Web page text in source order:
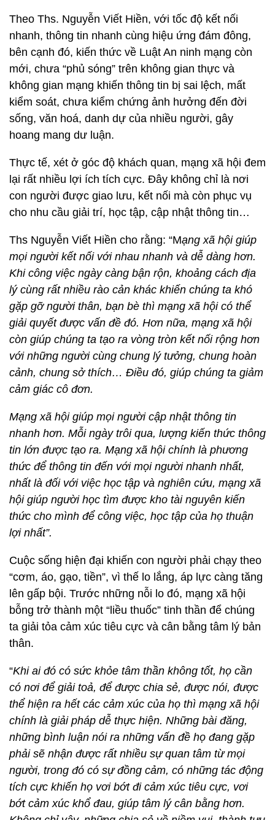
Theo Ths. Nguyễn Viết Hiền, với tốc độ kết nối
nhanh, thông tin nhanh cùng hiệu ứng đám đông,
bên cạnh đó, kiến thức về Luật An ninh mạng còn
mới, chưa “phủ sóng” trên không gian thực và
không gian mạng khiến thông tin bị sai lệch, mất
kiểm soát, chưa kiểm chứng ảnh hưởng đến đời
sống, văn hoá, danh dự của nhiều người, gây
hoang mang dư luận.
Thực tế, xét ở góc độ khách quan, mạng xã hội đem
lại rất nhiều lợi ích tích cực. Đây không chỉ là nơi
con người được giao lưu, kết nối mà còn phục vụ
cho nhu cầu giải trí, học tập, cập nhật thông tin…
Ths Nguyễn Viết Hiền cho rằng: “Mạng xã hội giúp
mọi người kết nối với nhau nhanh và dễ dàng hơn.
Khi công việc ngày càng bận rộn, khoảng cách địa
lý cùng rất nhiều rào cản khác khiến chúng ta khó
gặp gỡ người thân, bạn bè thì mạng xã hội có thể
giải quyết được vấn đề đó. Hơn nữa, mạng xã hội
còn giúp chúng ta tạo ra vòng tròn kết nối rộng hơn
với những người cùng chung lý tưởng, chung hoàn
cảnh, chung sở thích… Điều đó, giúp chúng ta giảm
cảm giác cô đơn.
Mạng xã hội giúp mọi người cập nhật thông tin
nhanh hơn. Mỗi ngày trôi qua, lượng kiến thức thông
tin lớn được tạo ra. Mạng xã hội chính là phương
thức để thông tin đến với mọi người nhanh nhất,
nhất là đối với việc học tập và nghiên cứu, mạng xã
hội giúp người học tìm được kho tài nguyên kiến
thức cho mình để công việc, học tập của họ thuận
lợi nhất”.
Cuộc sống hiện đại khiến con người phải chạy theo
“cơm, áo, gạo, tiền”, vì thế lo lắng, áp lực càng tăng
lên gấp bội. Trước những nỗi lo đó, mạng xã hội
bỗng trở thành một “liều thuốc” tinh thần để chúng
ta giải tỏa cảm xúc tiêu cực và cân bằng tâm lý bản
thân.
“Khi ai đó có sức khỏe tâm thần không tốt, họ cần
có nơi để giải toả, để được chia sẻ, được nói, được
thể hiện ra hết các cảm xúc của họ thì mạng xã hội
chính là giải pháp dễ thực hiện. Những bài đăng,
những bình luận nói ra những vấn đề họ đang gặp
phải sẽ nhận được rất nhiều sự quan tâm từ mọi
người, trong đó có sự đồng cảm, có những tác động
tích cực khiến họ vơi bớt đi cảm xúc tiêu cực, vơi
bớt cảm xúc khổ đau, giúp tâm lý cân bằng hơn.